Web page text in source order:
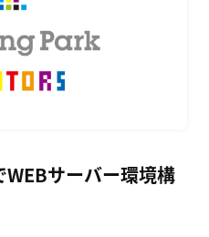
サーバー環境構